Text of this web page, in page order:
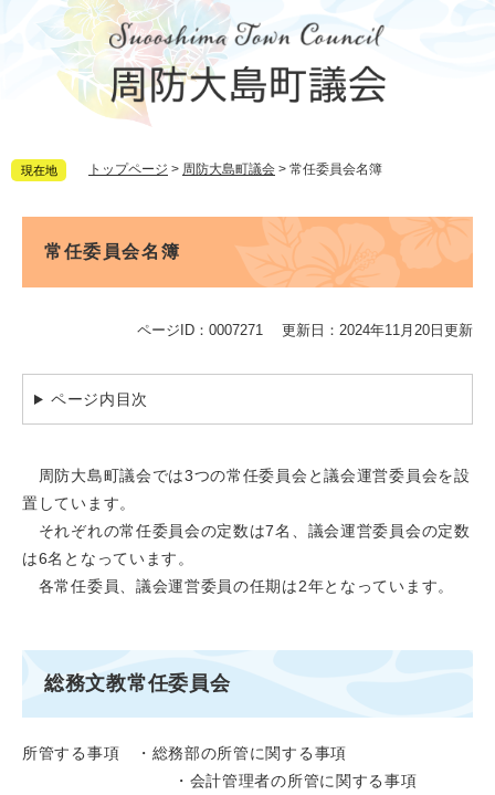
す。
し
現在地 トップページ > 周防大島町議会 > 常任委員会名簿
常任委員会名簿
ページID：0007271 更新日：2024年11月20日更新
ページ内目次
周防大島町議会では3つの常任委員会と議会運営委員会を設
置しています。
それぞれの常任委員会の定数は7名、議会運営委員会の定数
は6名となっています。
各常任委員、議会運営委員の任期は2年となっています。
総務文教常任委員会
所管する事項 ・総務部の所管に関する事項
・会計管理者の所管に関する事項